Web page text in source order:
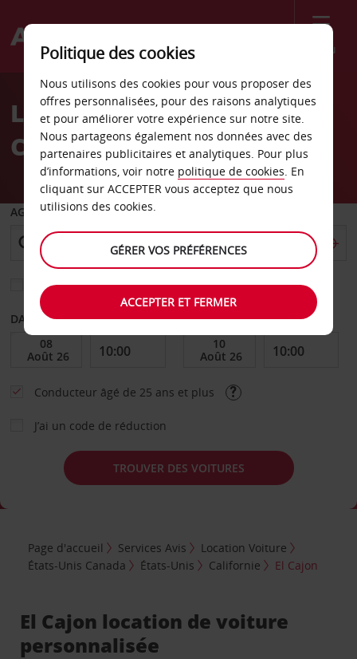
Menu
Welcome
AvisLocation de voiture El
Cajon
AGENCE DE DÉPART
Sélectionnez une autre agence de retour
DATE DE DÉBUT DATE DE FIN
Conducteur âgé de 25 ans et plus
J’ai un code de réduction
TROUVER DES VOITURES
Page d'accueil Services Avis
Location Voiture
États-Unis Canada
États-Unis Californie El Cajon
El Cajon location de voiture
personnalisée
Politique des cookies
Nous utilisons des cookies pour vous proposer des
offres personnalisées, pour des raisons analytiques
et pour améliorer votre expérience sur notre site.
Nous partageons également nos données avec des
partenaires publicitaires et analytiques. Pour plus
d’informations, voir notre politique de cookies. En
cliquant sur ACCEPTER vous acceptez que nous
utilisions des cookies.
GÉRER VOS PRÉFÉRENCES
ACCEPTER ET FERMER